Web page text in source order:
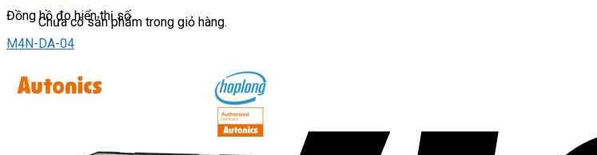
Chưa có sản phẩm trong giỏ hàng.
Đồng hồ đo hiển thị số
M4N-DA-04